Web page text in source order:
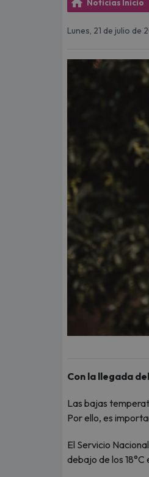
Noticias Inicio
Lunes, 21 de julio de
Con la llegada
Las bajas
Por ello, es
El Servicio
debajo de los 18°C